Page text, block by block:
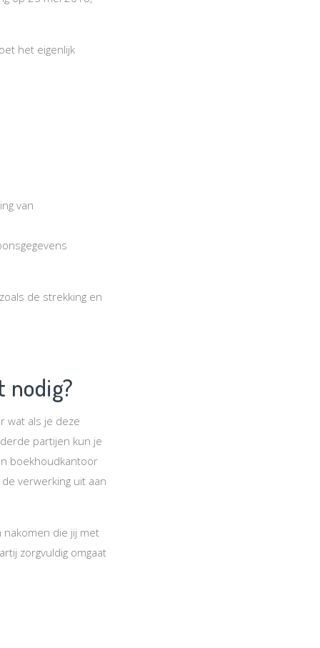
het eigenlijk
van
de strekking en
nodig?
wat als je deze
partijen kun je
boekhoudkantoor
verwerking uit aan
die jij met
zorgvuldig omgaat